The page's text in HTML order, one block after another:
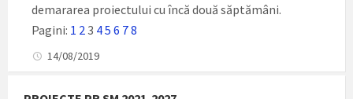
demararea proiectului cu încă două săptămâni.
Pagini: 1 2 3 45 6 78
14/08/2019